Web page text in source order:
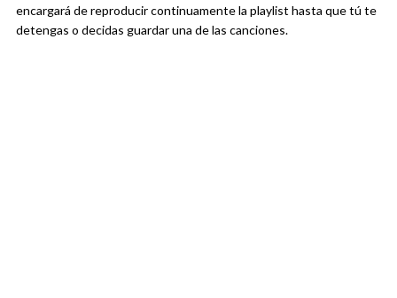
encargará de reproducir continuamente la playlist hasta que tú te
detengas o decidas guardar una de las canciones.